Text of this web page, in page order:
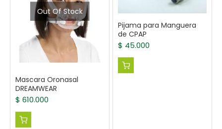
Out Of Stock
Mascara Oronasal
DREAMWEAR
$ 610.000
Pijama para Manguera
de CPAP
$ 45.000